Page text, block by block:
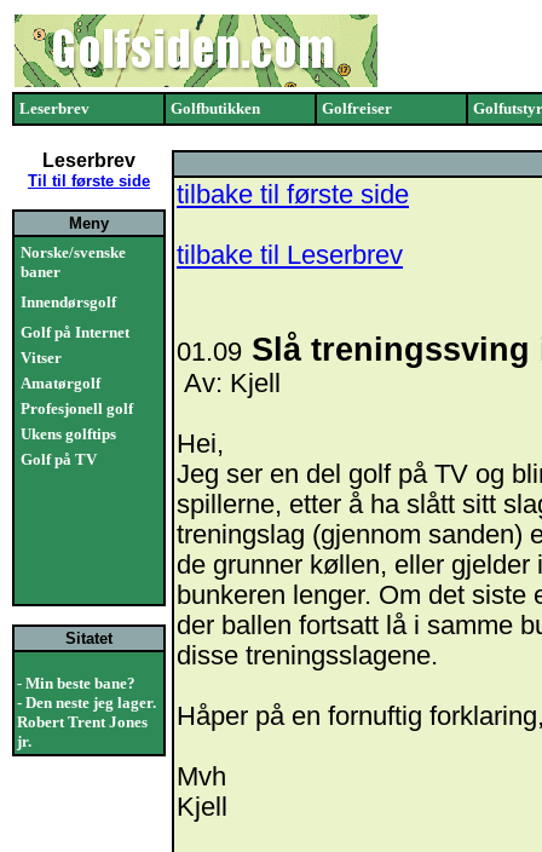
Leserbrev Golfbutikken Golfreiser Golfutstyr
Leserbrev
Til til første side
Meny
Norske/svenske
baner
Innendørsgolf
Golf på Internet
Vitser
Amatørgolf
Profesjonell golf
Ukens golftips
Golf på TV
Sitatet
- Min beste bane?
- Den neste jeg lager.
Robert Trent Jones
jr.
tilbake til første side
tilbake til Leserbrev
01.09 Slå treningssving
Av: Kjell
Hei,
Jeg ser en del golf på TV og
spillerne, etter å ha slått sitt
treningslag (gjennom sanden)
de grunner køllen, eller
bunkeren lenger. Om det
der ballen fortsatt lå i samme
disse treningsslagene.
Håper på en fornuftig
Mvh
Kjell